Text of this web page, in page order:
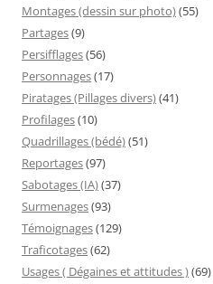
Montages (dessin sur photo)(55)
Partages(9)
Persifflages(56)
Personnages(17)
Piratages (Pillages divers)(41)
Profilages(10)
Quadrillages (bédé)(51)
Reportages(97)
Sabotages (IA)(37)
Surmenages(93)
Témoignages(129)
Traficotages(62)
Usages ( Dégaines et attitudes )(69)